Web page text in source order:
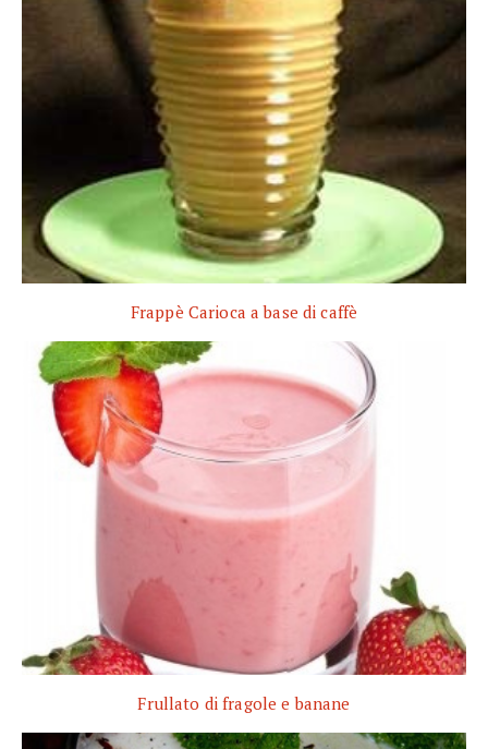
Frappè Carioca a base di caffè
Frullato di fragole e banane